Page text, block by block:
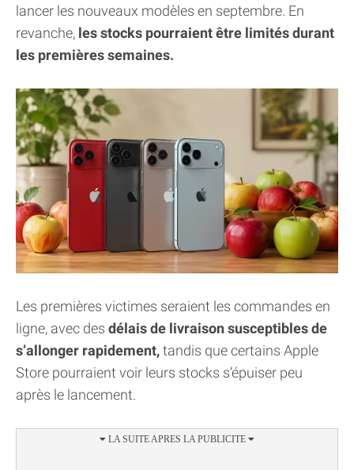
lancer les nouveaux modèles en septembre. En
revanche, les stocks pourraient être limités durant
les premières semaines.
Les premières victimes seraient les commandes en
ligne, avec des délais de livraison susceptibles de
s’allonger rapidement,tandis que certains Apple
Store pourraient voir leurs stocks s’épuiser peu
après le lancement.